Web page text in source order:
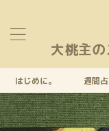
大桃主
はじめに。 週間